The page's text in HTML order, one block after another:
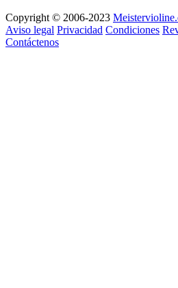
Copyright © 2006-2023
Aviso legal Privacidad Condiciones
Contáctenos